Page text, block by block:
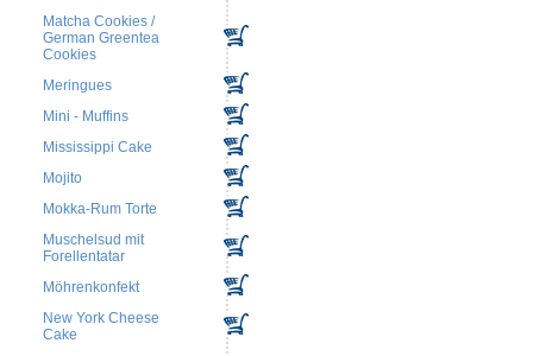
Matcha Cookies /
German Greentea
Cookies
Meringues
Mini - Muffins
Mississippi Cake
Mojito
Mokka-Rum Torte
Muschelsud mit
Forellentatar
Möhrenkonfekt
New York Cheese
Cake